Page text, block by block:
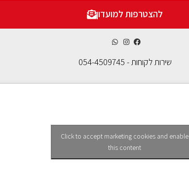
להצטרפות למועדון
שירות לקוחות - 054-4509745
Click to accept marketing cookies and enable
this content